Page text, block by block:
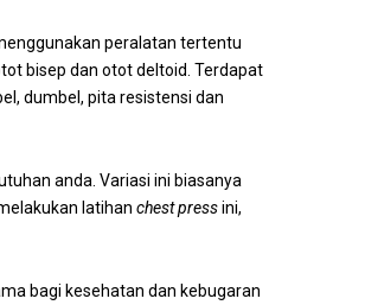
peralatan tertentu
bisep dan otot deltoid. Terdapat
dumbel, pita resistensi dan
anda. Variasi ini biasanya
latihan chest pressini,
bagi kesehatan dan kebugaran